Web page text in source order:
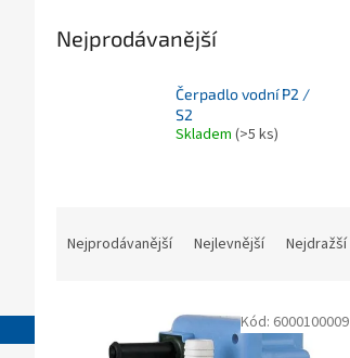
Nejprodávanější
Čerpadlo vodní P2 /
S2
Skladem (>5 ks)
Nejprodávanější Nejlevnější Nejdražší
Kód: 6000100009